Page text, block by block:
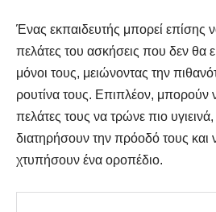
Ένας εκπαιδευτής μπορεί επίσης
πελάτες του ασκήσεις που δεν θα
μόνοι τους, μειώνοντας την
ρουτίνα τους. Επιπλέον, μπορούν
πελάτες τους να τρώνε πιο
διατηρήσουν την πρόοδό τους
χτυπήσουν ένα οροπέδιο.